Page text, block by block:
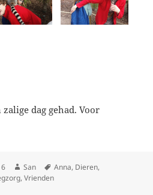
dag gehad. Voor
Auteur
San Tags
Anna, Dieren,
,Vrienden